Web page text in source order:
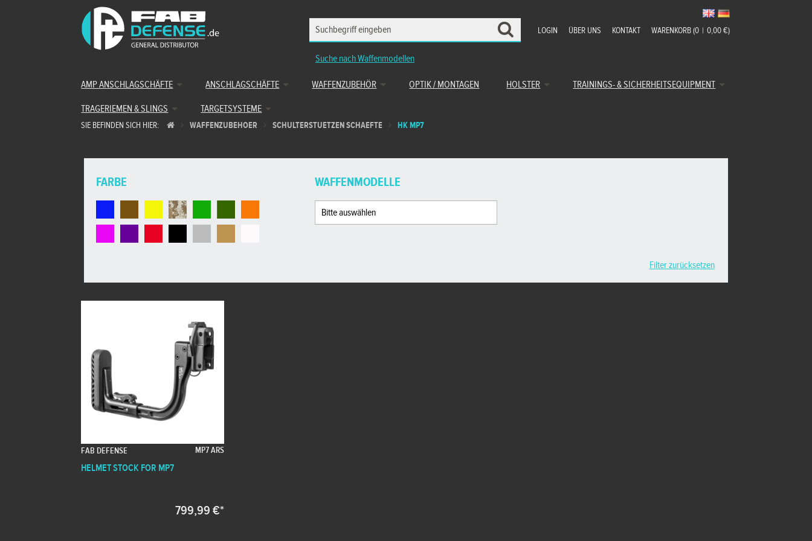
WARENKORB (0 | 0,00 €)
KONTAKT
ÜBER UNS
LOGIN
Suche nach Waffenmodellen
AMP ANSCHLAGSCHÄFTE ANSCHLAGSCHÄFTE WAFFENZUBEHÖR OPTIK / MONTAGEN HOLSTER TRAININGS- & SICHERHEITSEQUIPMENT
TRAGERIEMEN & SLINGS TARGETSYSTEME
SIE BEFINDEN SICH HIER: WAFFENZUBEHOER SCHULTERSTUETZEN SCHAEFTE HK MP7
FARBE WAFFENMODELLE
Filter zurücksetzen
FAB DEFENSE MP7 ARS
HELMET STOCK FOR MP7
799,99 €*